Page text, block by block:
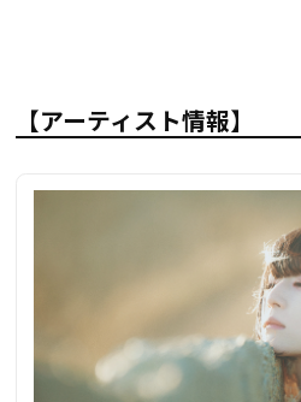
【アーティスト情報】